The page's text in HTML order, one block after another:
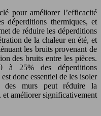
pour améliorer l’efficacité
déperditions thermiques, et
de réduire les déperditions
de la chaleur en été, et
les bruits provenant de
des bruits entre les pièces.
à 25% des déperditions
donc essentiel de les isoler
des murs peut réduire la
et améliorer significativement